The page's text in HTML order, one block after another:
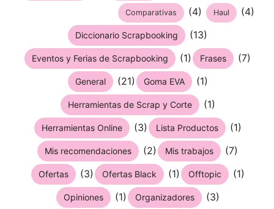
Comparativas (4) Haul (4)
Diccionario Scrapbooking (13)
Eventos y Ferias de Scrapbooking (1) Frases (7)
General (21) Goma EVA (1)
Herramientas de Scrap y Corte (1)
Herramientas Online (3) Lista Productos (1)
Mis recomendaciones (2) Mis trabajos (7)
Ofertas (3) Ofertas Black (1) Offtopic (1)
Opiniones (1) Organizadores (3)